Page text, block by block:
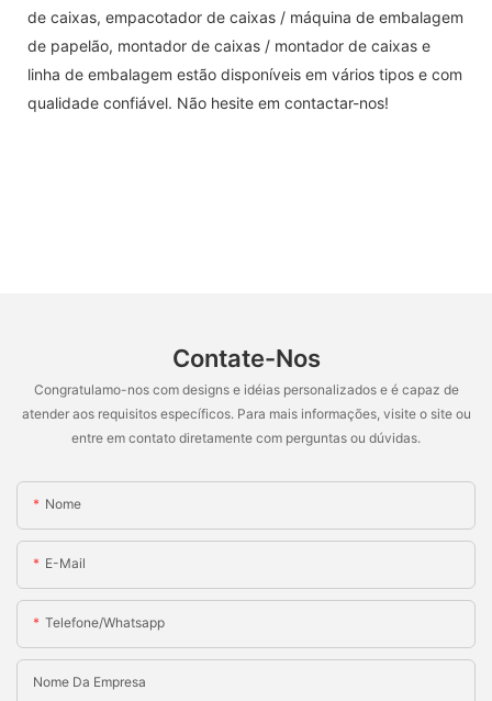
de caixas, empacotador de caixas / máquina de embalagem
de papelão, montador de caixas / montador de caixas e
linha de embalagem estão disponíveis em vários tipos e com
qualidade confiável. Não hesite em contactar-nos!
Contate-Nos
Congratulamo-nos com designs e idéias personalizados e é capaz de
atender aos requisitos específicos. Para mais informações, visite o site ou
entre em contato diretamente com perguntas ou dúvidas.
Nome
E-Mail
Telefone/whatsapp
Nome Da Empresa